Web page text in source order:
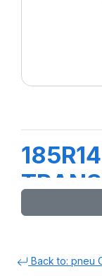
Back to: pneu